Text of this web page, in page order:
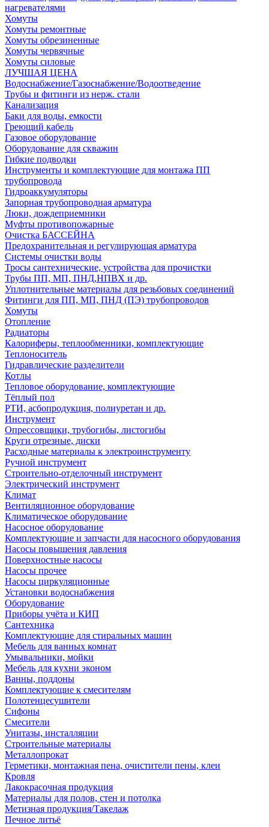
нагревателями
Хомуты
Хомуты ремонтные
Хомуты обрезиненные
Хомуты червячные
Хомуты силовые
ЛУЧШАЯ ЦЕНА
Водоснабжение/Газоснабжение/Водоотведение
Трубы и фитинги из нерж. стали
Канализация
Баки для воды, емкости
Греющий кабель
Газовое оборудование
Оборудование для скважин
Гибкие подводки
Инструменты и комплектующие для монтажа ПП
трубопровода
Гидроаккумуляторы
Запорная трубопроводная арматура
Люки, дождеприемники
Муфты противопожарные
Очистка БАССЕЙНА
Предохранительная и регулирующая арматура
Системы очистки воды
Тросы сантехнические, устройства для прочистки
Трубы ПП, МП, ПНД,НПВХ и др.
Уплотнительные материалы для резьбовых соединений
Фитинги для ПП, МП, ПНД (ПЭ) трубопроводов
Хомуты
Отопление
Радиаторы
Калориферы, теплообменники, комплектующие
Теплоноситель
Гидравлические разделители
Котлы
Тепловое оборудование, комплектующие
Тёплый пол
РТИ, асбопродукция, полиуретан и др.
Инструмент
Опрессовщики, трубогибы, листогибы
Круги отрезные, диски
Расходные материалы к электроинструменту
Ручной инструмент
Строительно-отделочный инструмент
Электрический инструмент
Климат
Вентиляционное оборудование
Климатическое оборудование
Насосное оборудование
Комплектующие и запчасти для насосного оборудования
Насосы повышения давления
Поверхностные насосы
Насосы прочее
Насосы циркуляционные
Установки водоснабжения
Оборудование
Приборы учёта и КИП
Сантехника
Комплектующие для стиральных машин
Мебель для ванных комнат
Умывальники, мойки
Мебель для кухни эконом
Ванны, поддоны
Комплектующие к смесителям
Полотенцесушители
Сифоны
Смесители
Унитазы, инсталляции
Строительные материалы
Металлопрокат
Герметики, монтажная пена, очистители пены, клеи
Кровля
Лакокрасочная продукция
Материалы для полов, стен и потолка
Метизная продукция/Такелаж
Печное литьё